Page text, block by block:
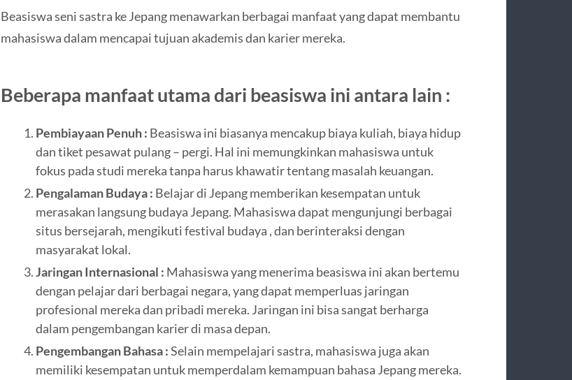
Beasiswa seni sastra ke Jepang menawarkan berbagai manfaat yang dapat membantu
mahasiswa dalam mencapai tujuan akademis dan karier mereka.
Beberapa manfaat utama dari beasiswa ini antara lain :
Pembiayaan Penuh : Beasiswa ini biasanya mencakup biaya kuliah, biaya hidup
dan tiket pesawat pulang – pergi. Hal ini memungkinkan mahasiswa untuk
fokus pada studi mereka tanpa harus khawatir tentang masalah keuangan.
Pengalaman Budaya : Belajar di Jepang memberikan kesempatan untuk
merasakan langsung budaya Jepang. Mahasiswa dapat mengunjungi berbagai
situs bersejarah, mengikuti festival budaya , dan berinteraksi dengan
masyarakat lokal.
Jaringan Internasional : Mahasiswa yang menerima beasiswa ini akan bertemu
dengan pelajar dari berbagai negara, yang dapat memperluas jaringan
profesional mereka dan pribadi mereka. Jaringan ini bisa sangat berharga
dalam pengembangan karier di masa depan.
Pengembangan Bahasa :Selain mempelajari sastra, mahasiswa juga akan
memiliki kesempatan untuk memperdalam kemampuan bahasa Jepang mereka.